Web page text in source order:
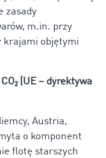
zasady
m.in. przy
krajami objętymi
(UE – dyrektywa
Austria,
o komponent
flotę starszych